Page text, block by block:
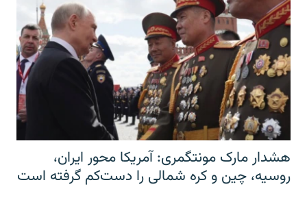
هشدار مارک مونتگمری: آمریکا محور ایران،
روسیه، چین و کره شمالی را دست‌کم گرفته است